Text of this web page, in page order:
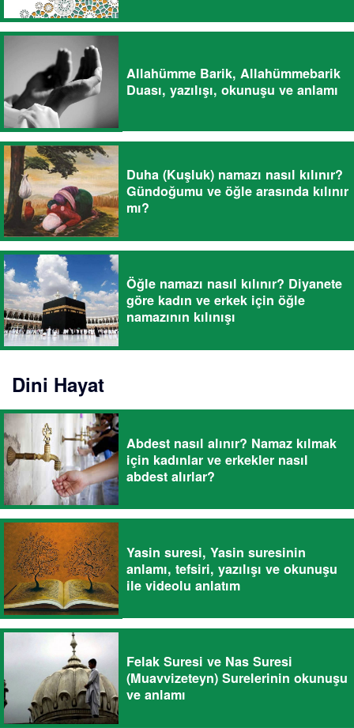
Allahümme Barik, Allahümmebarik
Duası, yazılışı, okunuşu ve anlamı
Duha (Kuşluk) namazı nasıl kılınır?
Gündoğumu ve öğle arasında kılınır
mı?
Öğle namazı nasıl kılınır? Diyanete
göre kadın ve erkek için öğle
namazının kılınışı
Dini Hayat
Abdest nasıl alınır? Namaz kılmak
için kadınlar ve erkekler nasıl
abdest alırlar?
Yasin suresi, Yasin suresinin
anlamı, tefsiri, yazılışı ve okunuşu
ile videolu anlatım
Felak Suresi ve Nas Suresi
(Muavvizeteyn) Surelerinin okunuşu
ve anlamı